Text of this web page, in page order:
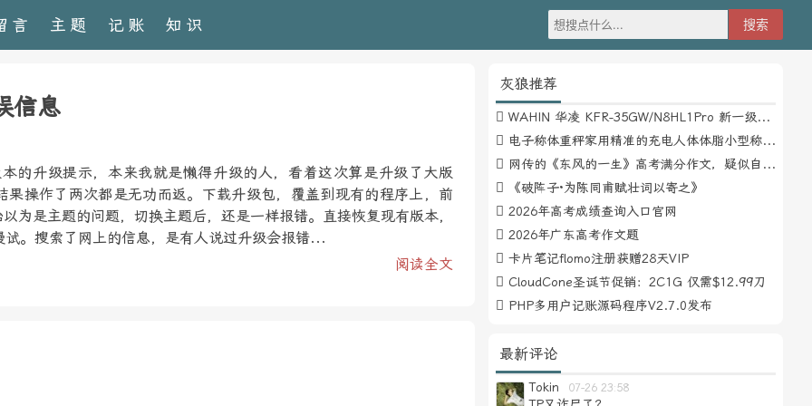
言 主题 记账 知识
信息
的升级提示，本来我就是懒得升级的人，看着这次算是升级了大版
果操作了两次都是无功而返。下载升级包，覆盖到现有的程序上，前
为是主题的问题，切换主题后，还是一样报错。直接恢复现有版本，
。搜索了网上的信息，是有人说过升级会报错...
阅读全文
灰狼推荐
WAHIN 华凌 KFR-35GW/N8HL1Pro 新一级能效 壁挂式空调 1.5匹
电子称体重秤家用精准的充电人体体脂小型称重支持HUAWEI HiLink
网传的《东风的一生》高考满分作文，疑似自媒体或其他渠道炒作
《破阵子·为陈同甫赋壮词以寄之》
2026年高考成绩查询入口官网
2026年广东高考作文题
卡片笔记flomo注册获赠28天VIP
CloudCone圣诞节促销：2C1G 仅需$12.99刀
PHP多用户记账源码程序V2.7.0发布
最新评论
Tokin 07-26 23:58